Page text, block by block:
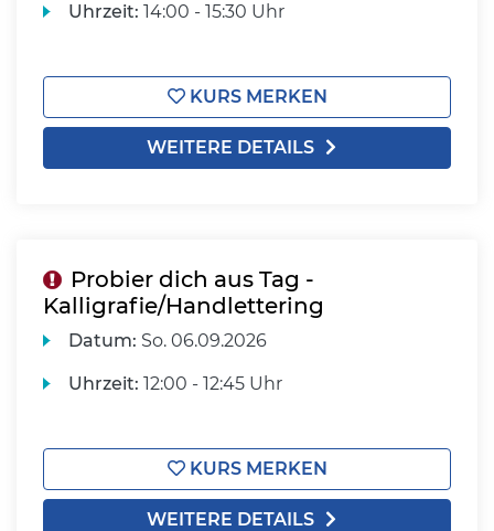
Uhrzeit: 14:00 - 15:30 Uhr
KURS MERKEN
WEITERE DETAILS
Probier dich aus Tag -
Kalligrafie/Handlettering
Datum: So. 06.09.2026
Uhrzeit: 12:00 - 12:45 Uhr
KURS MERKEN
WEITERE DETAILS